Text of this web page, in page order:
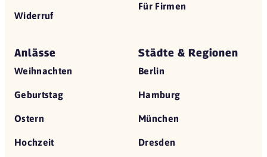
Widerruf
Für Firmen
Anlässe
Weihnachten
Geburtstag
Ostern
Hochzeit
Städte & Regionen
Berlin
Hamburg
München
Dresden